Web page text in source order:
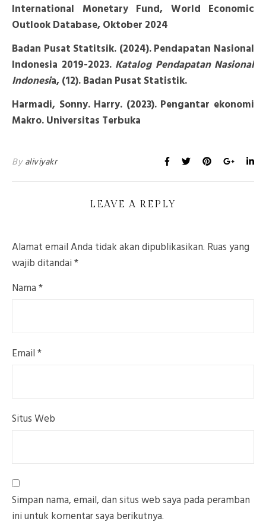
International Monetary Fund, World Economic
Outlook Database, Oktober 2024
Badan Pusat Statitsik. (2024). Pendapatan Nasional
Indonesia 2019-2023. Katalog Pendapatan Nasional
Indonesia, (12). Badan Pusat Statistik.
Harmadi, Sonny. Harry. (2023). Pengantar ekonomi
Makro. Universitas Terbuka
Byaliviyakr
LEAVE A REPLY
Alamat email Anda tidak akan dipublikasikan.Ruas yang
wajib ditandai*
Nama*
Email*
Situs Web
Simpan nama, email, dan situs web saya pada peramban
ini untuk komentar saya berikutnya.